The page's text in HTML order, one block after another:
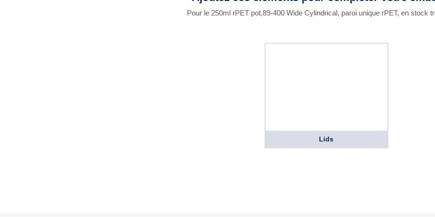
Pour le 250ml rPET pot,89-400 Wide Cylindrical, paroi unique rPET, en stock
Lids